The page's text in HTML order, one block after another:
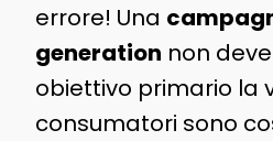
errore! Una
generation non
obiettivo primario la
consumatori sono